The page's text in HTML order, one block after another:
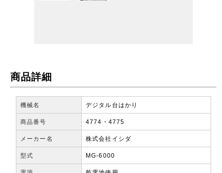
商品詳細
機械名 デジタル台はかり
商品番号 4774・4775
メーカー名 株式会社イシダ
型式 MG-6000